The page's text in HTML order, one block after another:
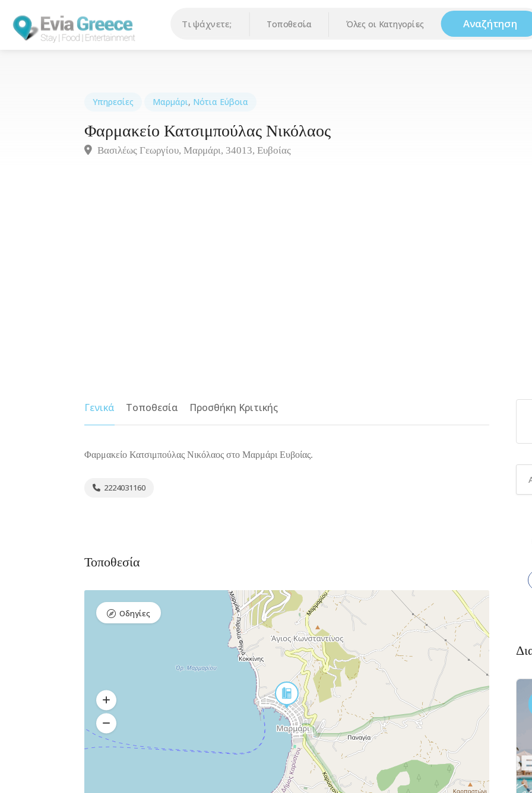
Τοποθεσία Όλες οι Κατηγορίες Αναζήτηση
Υπηρεσίες Μαρμάρι, Νότια Εύβοια
Φαρμακείο Κατσιμπούλας Νικόλαος
Βασιλέως Γεωργίου, Μαρμάρι, 34013, Ευβοίας
Γενικά Τοποθεσία Προσθήκη Κριτικής
Φαρμακείο Κατσιμπούλας Νικόλαος στο Μαρμάρι Ευβοίας.
2224031160
Τοποθεσία
Οδηγίες
Premium Πακέτο
Raval Χαλκιδα
Καραολή και
Δημητρίου 1, Xαλκίδα
Διαμονή,
Ξενοδοχεία
Premium
Πακέτο
Kaminos
Resort
Λίμνη,
Βόρεια